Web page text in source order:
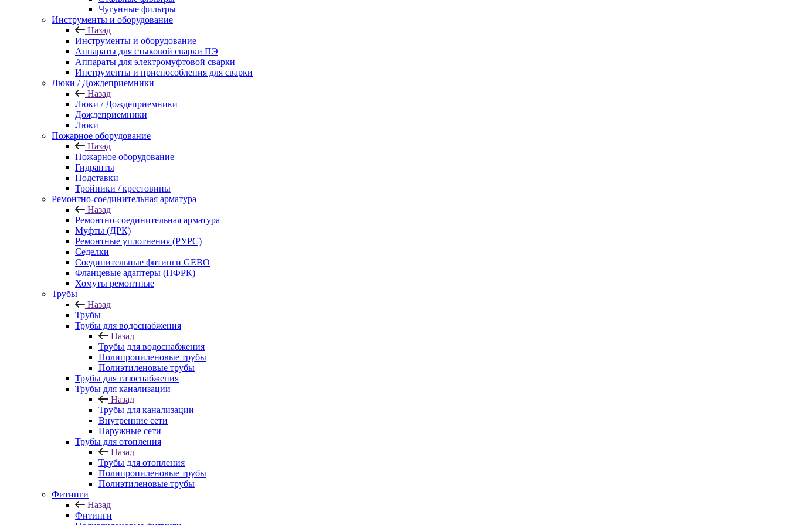
Чугунные фильтры
Инструменты и оборудование
Назад
Инструменты и оборудование
Аппараты для стыковой сварки ПЭ
Аппараты для электромуфтовой сварки
Инструменты и приспособления для сварки
Люки / Дождеприемники
Назад
Люки / Дождеприемники
Дождеприемники
Люки
Пожарное оборудование
Назад
Пожарное оборудование
Гидранты
Подставки
Тройники / крестовины
Ремонтно-соединительная арматура
Назад
Ремонтно-соединительная арматура
Муфты (ДРК)
Ремонтные уплотнения (РУРС)
Седелки
Соединительные фитинги GEBO
Фланцевые адаптеры (ПФРК)
Хомуты ремонтные
Трубы
Назад
Трубы
Трубы для водоснабжения
Назад
Трубы для водоснабжения
Полипропиленовые трубы
Полиэтиленовые трубы
Трубы для газоснабжения
Трубы для канализации
Назад
Трубы для канализации
Внутренние сети
Наружные сети
Трубы для отопления
Назад
Трубы для отопления
Полипропиленовые трубы
Полиэтиленовые трубы
Фитинги
Назад
Фитинги